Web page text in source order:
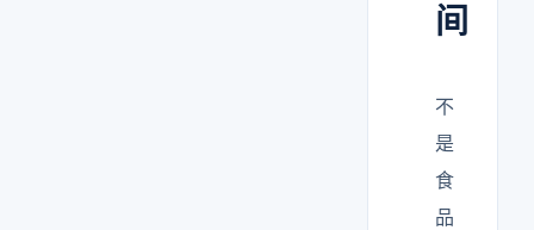
间
不
是
食
品